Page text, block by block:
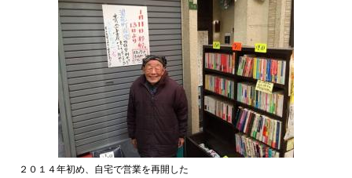
２０１４年初め、自宅で営業を再開した